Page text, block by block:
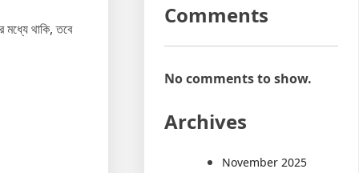
মধ্যে থাকি, তবে
Comments
No comments to show.
Archives
November 2025